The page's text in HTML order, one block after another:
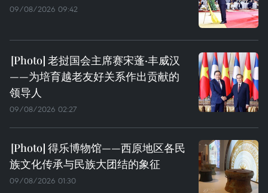
09/08/2026 09:42
老挝国会主席赛宋蓬·丰威汉
——为培育越老友好关系作出贡献的
领导人
09/08/2026 02:27
得乐博物馆——西原地区各民
族文化传承与民族大团结的象征
09/08/2026 01:30